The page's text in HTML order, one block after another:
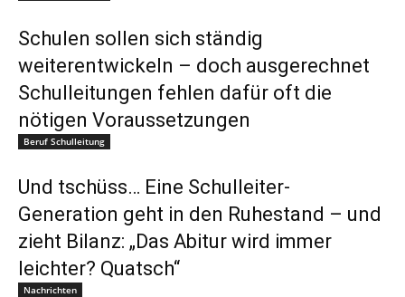
Schulen sollen sich ständig
weiterentwickeln – doch ausgerechnet
Schulleitungen fehlen dafür oft die
nötigen Voraussetzungen
Beruf Schulleitung
Und tschüss… Eine Schulleiter-
Generation geht in den Ruhestand – und
zieht Bilanz: „Das Abitur wird immer
leichter? Quatsch“
Nachrichten